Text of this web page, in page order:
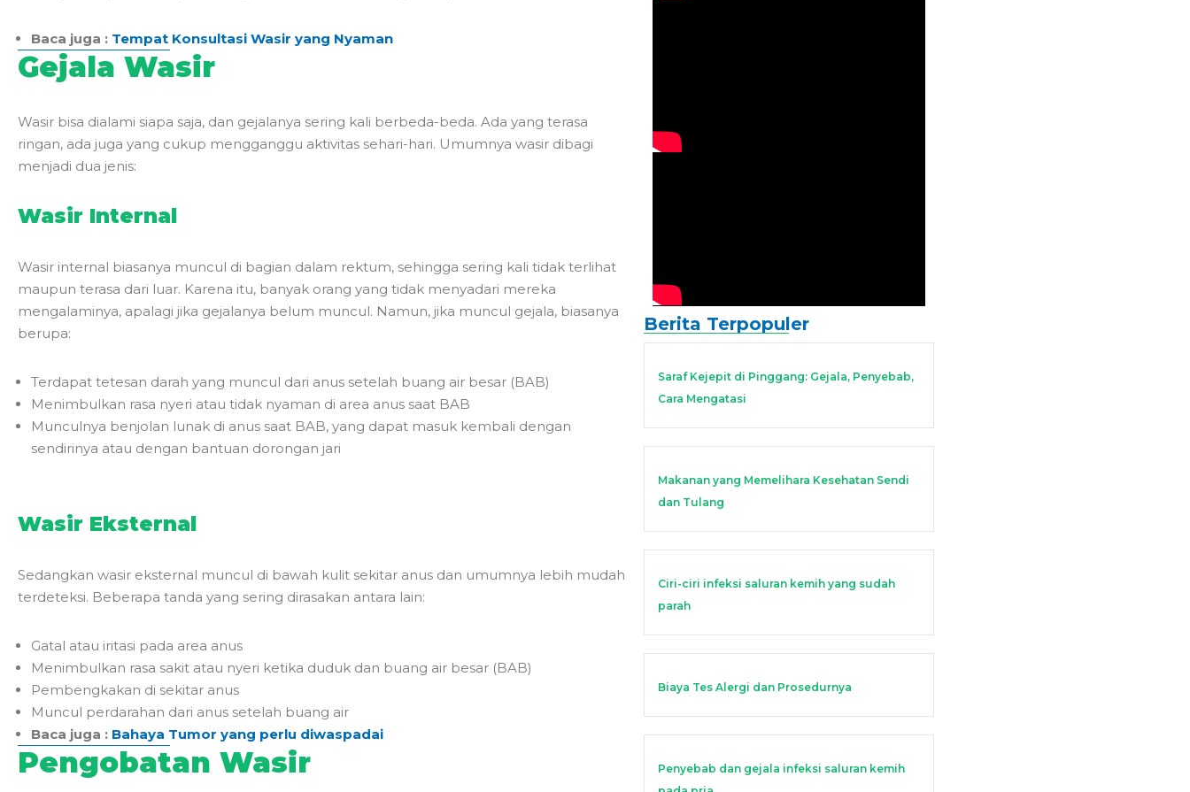
Baca juga : Tempat Konsultasi Wasir yang Nyaman
Gejala Wasir
Wasir bisa dialami siapa saja, dan gejalanya sering kali berbeda-beda. Ada yang terasa
ringan, ada juga yang cukup mengganggu aktivitas sehari-hari. Umumnya wasir dibagi
menjadi dua jenis:
Wasir Internal
Wasir internal biasanya muncul di bagian dalam rektum, sehingga sering kali tidak terlihat
maupun terasa dari luar. Karena itu, banyak orang yang tidak menyadari mereka
mengalaminya, apalagi jika gejalanya belum muncul. Namun, jika muncul gejala, biasanya
berupa:
Terdapat tetesan darah yang muncul dari anus setelah buang air besar (BAB)
Menimbulkan rasa nyeri atau tidak nyaman di area anus saat BAB
Munculnya benjolan lunak di anus saat BAB, yang dapat masuk kembali dengan
sendirinya atau dengan bantuan dorongan jari
Wasir Eksternal
Sedangkan wasir eksternal muncul di bawah kulit sekitar anus dan umumnya lebih mudah
terdeteksi. Beberapa tanda yang sering dirasakan antara lain:
Gatal atau iritasi pada area anus
Menimbulkan rasa sakit atau nyeri ketika duduk dan buang air besar (BAB)
Pembengkakan di sekitar anus
Muncul perdarahan dari anus setelah buang air
Baca juga : Bahaya Tumor yang perlu diwaspadai
Pengobatan Wasir
Berita Terpopuler
Saraf Kejepit di Pinggang: Gejala, Penyebab,
Cara Mengatasi
Makanan yang Memelihara Kesehatan Sendi
dan Tulang
Ciri-ciri infeksi saluran kemih yang sudah
parah
Biaya Tes Alergi dan Prosedurnya
Penyebab dan gejala infeksi saluran kemih